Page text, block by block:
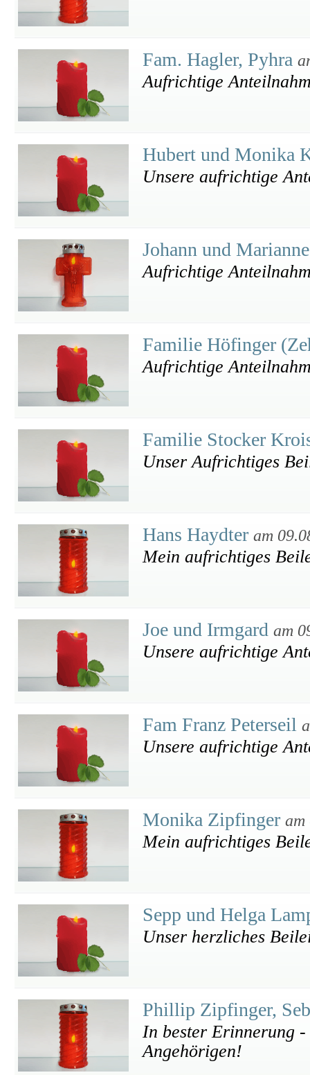
Fam. Hagler, Pyhra
Aufrichtige
Hubert und Monika
Unsere aufrichtige
Johann und
Aufrichtige
Familie Höfinger
Aufrichtige
Familie Stocker
Unser Aufrichtiges
Hans Haydter am
Mein aufrichtiges
Joe und Irmgard am
Unsere aufrichtige
Fam Franz Peterseil
Unsere aufrichtige
Monika Zipfinger am
Mein aufrichtiges
Sepp und Helga
Unser herzliches
Phillip Zipfinger,
In bester Erinnerung
Angehörigen!